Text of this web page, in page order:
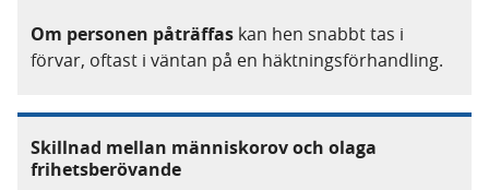
Om personen påträffas kan hen snabbt tas i
förvar, oftast i väntan på en häktningsförhandling.
Skillnad mellan människorov och olaga
frihetsberövande